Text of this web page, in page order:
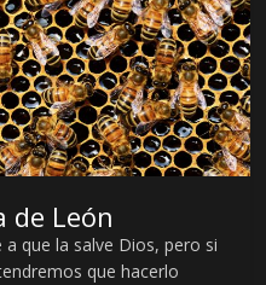
de León
a que la salve Dios, pero si
que hacerlo